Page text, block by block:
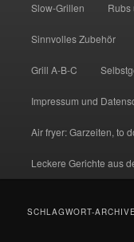
Slow-Grillen Rubs
Sinnvolles Zubehör
Grill A-B-C
Impressum und
Air fryer: Garzeiten, to
Leckere Gerichte aus
SCHLAGWORT-